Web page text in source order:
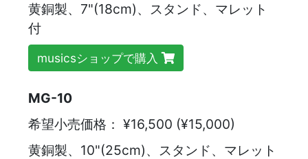
黄銅製、7"(18cm)、スタンド、マレット
付
musicsショップで購入
MG-10
希望小売価格： ¥16,500 (¥15,000)
黄銅製、10"(25cm)、スタンド、マレット